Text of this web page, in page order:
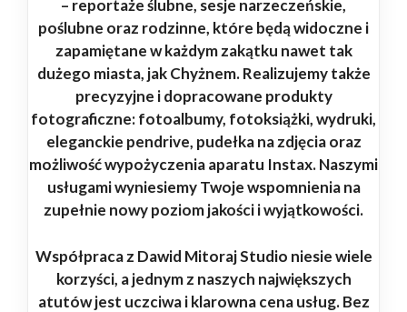
– reportaże ślubne, sesje narzeczeńskie,
poślubne oraz rodzinne, które będą widoczne i
zapamiętane w każdym zakątku nawet tak
dużego miasta, jak Chyżnem. Realizujemy także
precyzyjne i dopracowane produkty
fotograficzne: fotoalbumy, fotoksiążki, wydruki,
eleganckie pendrive, pudełka na zdjęcia oraz
możliwość wypożyczenia aparatu Instax. Naszymi
usługami wyniesiemy Twoje wspomnienia na
zupełnie nowy poziom jakości i wyjątkowości.
Współpraca z Dawid Mitoraj Studio niesie wiele
korzyści, a jednym z naszych największych
atutów jest uczciwa i klarowna cena usług. Bez